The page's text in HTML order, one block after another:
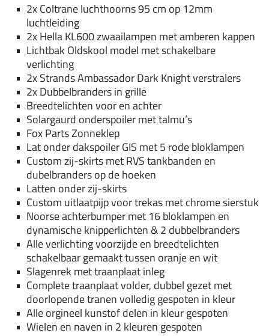
2x Coltrane luchthoorns 95 cm op 12mm
luchtleiding
2x Hella KL600 zwaailampen met amberen kappen
Lichtbak Oldskool model met schakelbare
verlichting
2x Strands Ambassador Dark Knight verstralers
2x Dubbelbranders in grille
Breedtelichten voor en achter
Solargaurd onderspoiler met talmu’s
Fox Parts Zonneklep
Lat onder dakspoiler GIS met 5 rode bloklampen
Custom zij-skirts met RVS tankbanden en
dubelbranders op de hoeken
Latten onder zij-skirts
Custom uitlaatpijp voor trekas met chrome sierstuk
Noorse achterbumper met 16 bloklampen en
dynamische knipperlichten & 2 dubbelbranders
Alle verlichting voorzijde en breedtelichten
schakelbaar gemaakt tussen oranje en wit
Slagenrek met traanplaat inleg
Complete traanplaat volder, dubbel gezet met
doorlopende tranen volledig gespoten in kleur
Alle orgineel kunstof delen in kleur gespoten
Wielen en naven in 2 kleuren gespoten